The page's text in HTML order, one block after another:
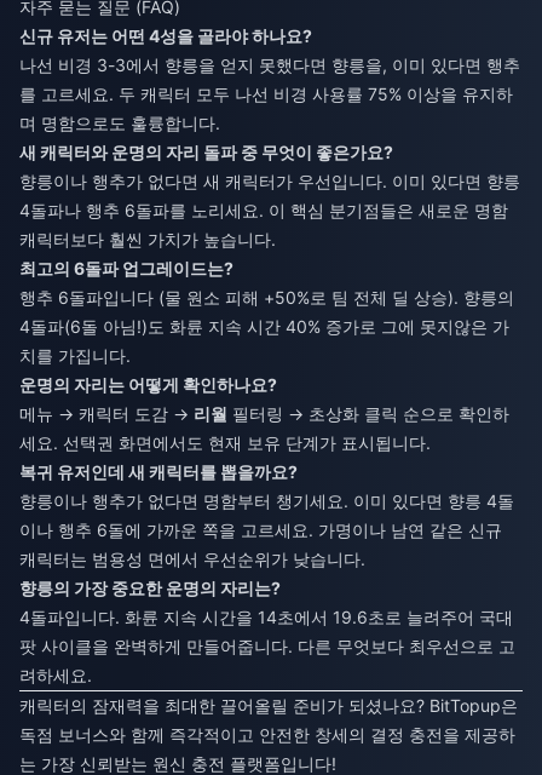
자주 묻는 질문 (FAQ)
신규 유저는 어떤 4성을 골라야 하나요?
나선 비경 3-3에서 향릉을 얻지 못했다면 향릉을, 이미 있다면 행추
를 고르세요. 두 캐릭터 모두 나선 비경 사용률 75% 이상을 유지하
며 명함으로도 훌륭합니다.
새 캐릭터와 운명의 자리 돌파 중 무엇이 좋은가요?
향릉이나 행추가 없다면 새 캐릭터가 우선입니다. 이미 있다면 향릉
4돌파나 행추 6돌파를 노리세요. 이 핵심 분기점들은 새로운 명함
캐릭터보다 훨씬 가치가 높습니다.
최고의 6돌파 업그레이드는?
행추 6돌파입니다 (물 원소 피해 +50%로 팀 전체 딜 상승). 향릉의
4돌파(6돌 아님!)도 화륜 지속 시간 40% 증가로 그에 못지않은 가
치를 가집니다.
운명의 자리는 어떻게 확인하나요?
메뉴 → 캐릭터 도감 → 리월 필터링 → 초상화 클릭 순으로 확인하
세요. 선택권 화면에서도 현재 보유 단계가 표시됩니다.
복귀 유저인데 새 캐릭터를 뽑을까요?
향릉이나 행추가 없다면 명함부터 챙기세요. 이미 있다면 향릉 4돌
이나 행추 6돌에 가까운 쪽을 고르세요. 가명이나 남연 같은 신규
캐릭터는 범용성 면에서 우선순위가 낮습니다.
향릉의 가장 중요한 운명의 자리는?
4돌파입니다. 화륜 지속 시간을 14초에서 19.6초로 늘려주어 국대
팟 사이클을 완벽하게 만들어줍니다. 다른 무엇보다 최우선으로 고
려하세요.
캐릭터의 잠재력을 최대한 끌어올릴 준비가 되셨나요? BitTopup은
독점 보너스와 함께 즉각적이고 안전한 창세의 결정 충전을 제공하
는 가장 신뢰받는 원신 충전 플랫폼입니다!